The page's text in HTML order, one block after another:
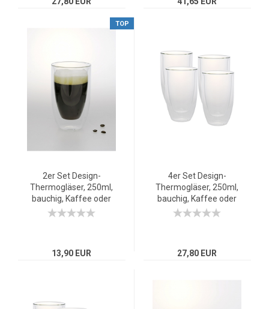
TOP
2er Set Design-
Thermogläser, 250ml,
bauchig, Kaffee oder
Tee, doppelwandiges
13,90 EUR
4er Set Design-
Thermogläser, 250ml,
bauchig, Kaffee oder
Tee, doppelwandiges
27,80 EUR